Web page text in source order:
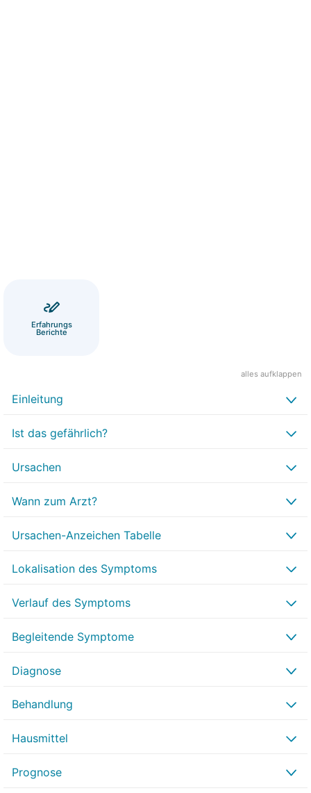
Erfahrungs
Berichte
alles aufklappen
Einleitung
Ist das gefährlich?
Ursachen
Wann zum Arzt?
Ursachen-Anzeichen Tabelle
Lokalisation des Symptoms
Verlauf des Symptoms
Begleitende Symptome
Diagnose
Behandlung
Hausmittel
Prognose